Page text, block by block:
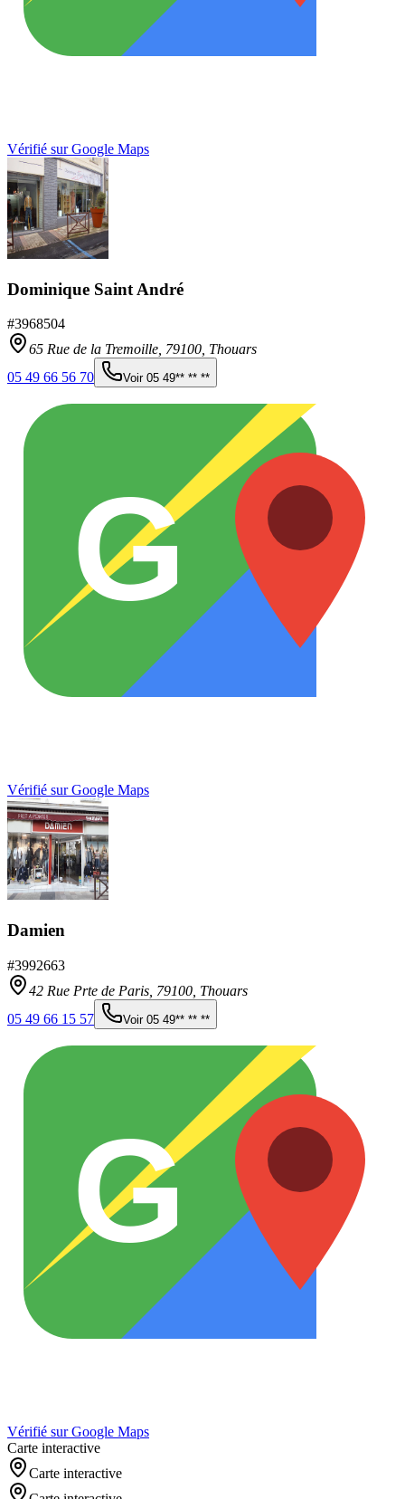
Vérifié sur Google Maps
Dominique Saint André
#3968504
65 Rue de la Tremoille, 79100 Thouars
05 49 66 56 70
Voir 05 49** ** **
G
Vérifié sur Google Maps
Damien
#3992663
42 Rue Prte de Paris, 79100 Thouars
05 49 66 15 57
Voir 05 49** ** **
G
Vérifié sur Google Maps
Carte interactive
Carte interactive